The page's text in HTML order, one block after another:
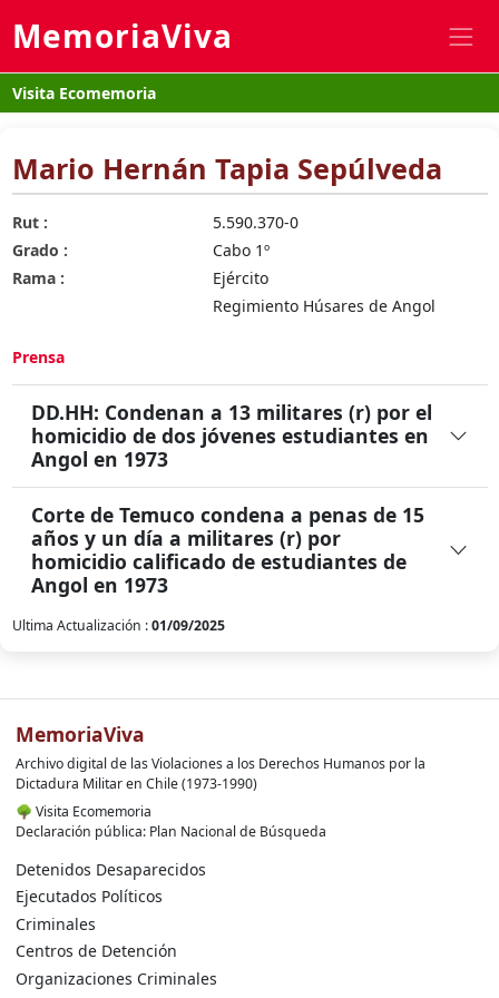
MemoriaViva
Visita Ecomemoria
Mario Hernán Tapia Sepúlveda
Rut :
5.590.370-0
Grado :
Cabo 1º
Rama :
Ejército
Regimiento Húsares de Angol
Prensa
DD.HH: Condenan a 13 militares (r) por el
homicidio de dos jóvenes estudiantes en
Angol en 1973
Corte de Temuco condena a penas de 15
años y un día a militares (r) por
homicidio calificado de estudiantes de
Angol en 1973
Ultima Actualización :01/09/2025
MemoriaViva
Archivo digital de las Violaciones a los Derechos Humanos por la
Dictadura Militar en Chile (1973-1990)
🌳 Visita Ecomemoria
Declaración pública: Plan Nacional de Búsqueda
Detenidos Desaparecidos
Ejecutados Políticos
Criminales
Centros de Detención
Organizaciones Criminales